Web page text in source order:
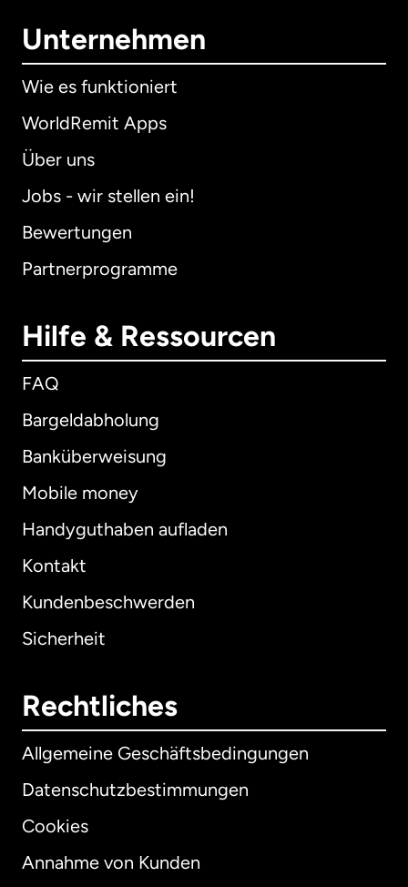
Unternehmen
Wie es funktioniert
WorldRemit Apps
Über uns
Jobs - wir stellen ein!
Bewertungen
Partnerprogramme
Hilfe & Ressourcen
FAQ
Bargeldabholung
Banküberweisung
Mobile money
Handyguthaben aufladen
Kontakt
Kundenbeschwerden
Sicherheit
Rechtliches
Allgemeine Geschäftsbedingungen
Datenschutzbestimmungen
Cookies
Annahme von Kunden